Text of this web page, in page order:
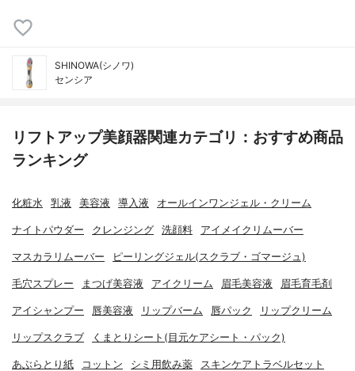
SHINOWA(シノワ)
センシア
リフトアップ美顔器関連カテゴリ：おすすめ商品
ランキング
化粧水 乳液 美容液 導入液 オールインワンジェル・クリーム
ナイトパウダー クレンジング 洗顔料 アイメイクリムーバー
マスカラリムーバー ピーリングジェル(スクラブ・ゴマージュ)
毛穴スプレー まつげ美容液 アイクリーム 眉毛美容液 眉毛育毛剤
アイシャンプー 唇美容液 リップバーム 唇パック リップクリーム
リップスクラブ くまとりシート(目元ケアシート・パック)
あぶらとり紙 コットン シミ用飲み薬 スキンケアトラベルセット